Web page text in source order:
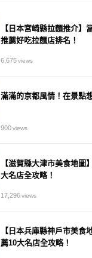
【日本宮崎縣拉麵推介】
推薦好吃拉麵店排名！
6,675views
滿滿的京都風情！在景點
900views
【滋賀縣大津市美食地圖
大名店全攻略！
17,296views
【日本兵庫縣神戶市美食
薦10大名店全攻略！